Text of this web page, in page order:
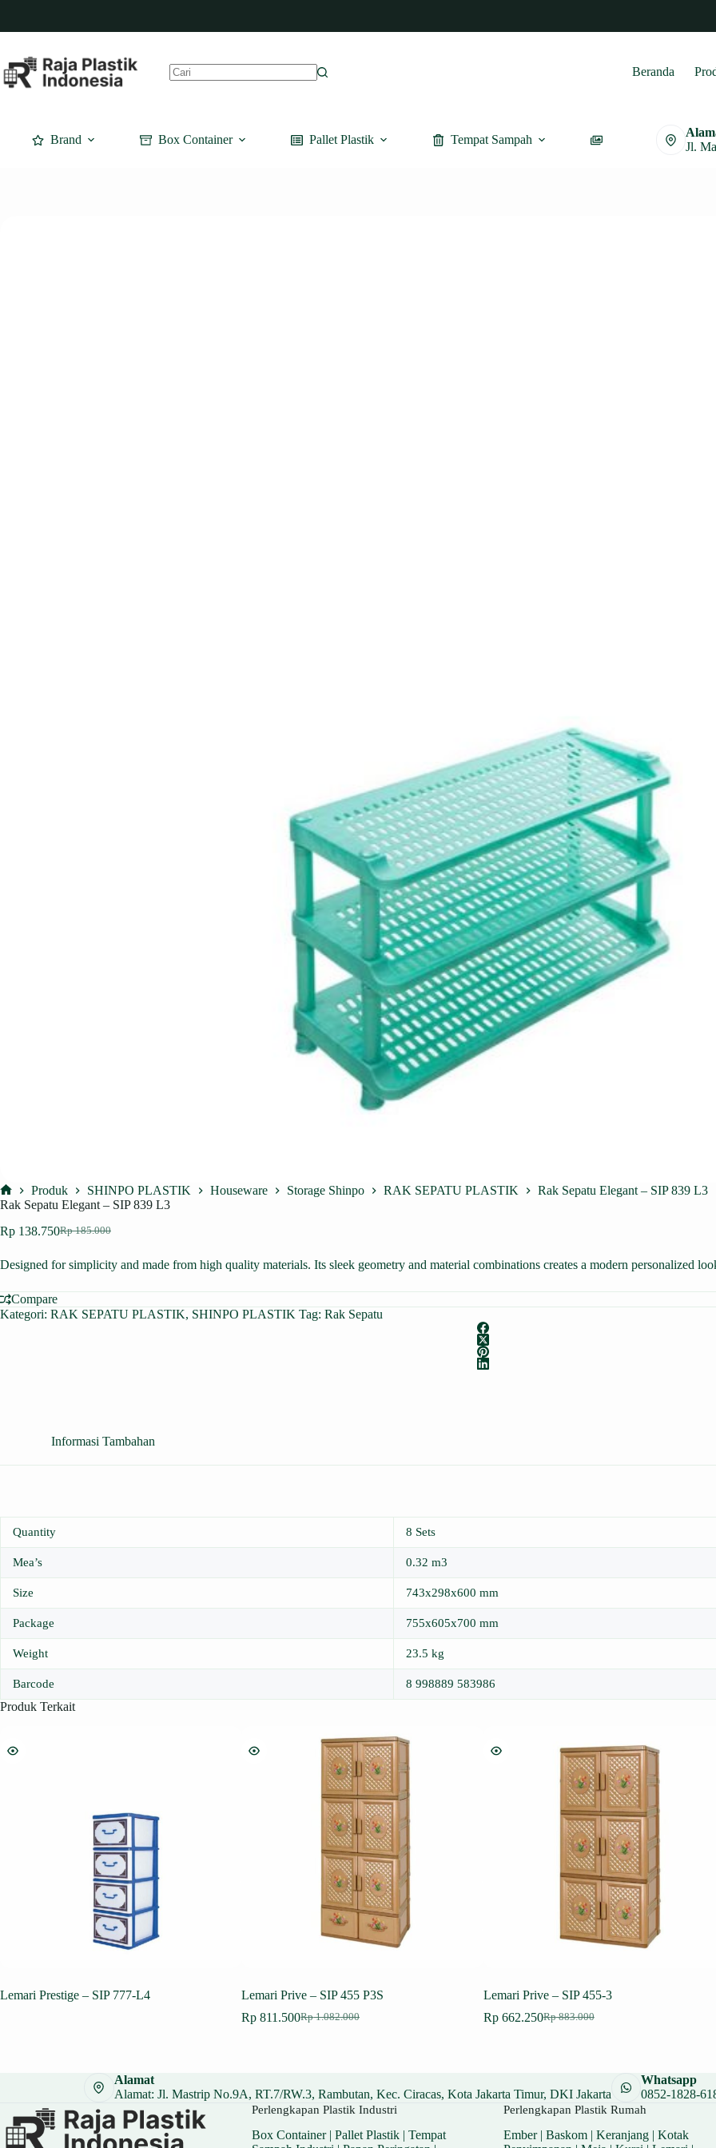
content
Beranda
Brand Box Container Pallet Plastik Tempat Sampah
Jl.
Home
Produk SHINPO PLASTIK Houseware Storage Shinpo RAK SEPATU PLASTIK
Rak Sepatu Elegant – SIP 839 L3
Rak Sepatu Elegant – SIP 839 L3
Rp185.000
Harga
adalah:
Rp 138.750Harga
ini
Rp 138.750.
Designed for simplicity and made from high quality materials. Its sleek geometry and material combinations creates a modern personalized
Compare
Kategori: RAK SEPATU PLASTIK, SHINPO PLASTIK Tag: Rak Sepatu
Informasi Tambahan
Quantity 8 Sets
Mea’s 0.32 m3
Size 743x298x600 mm
Package 755x605x700 mm
Weight 23.5 kg
Barcode 8 998889 583986
Produk Terkait
Lemari Prestige – SIP 777-L4 Lemari Prive – SIP 455 P3S
Rp1.082.000
Harga
Rp 811.500Harga
Lemari Prive – SIP 455-3
Rp883.000
Harga
Rp662.250Harga
Alamat
Alamat: Jl. Mastrip No.9A, RT.7/RW.3, Rambutan, Kec. Ciracas, Kota Jakarta Timur, DKI Jakarta
Whatsapp
0852-1828-
Perlengkapan Plastik Industri
Box Container| Pallet Plastik| Tempat
Perlengkapan Plastik Rumah
Ember| Baskom| Keranjang| Kotak